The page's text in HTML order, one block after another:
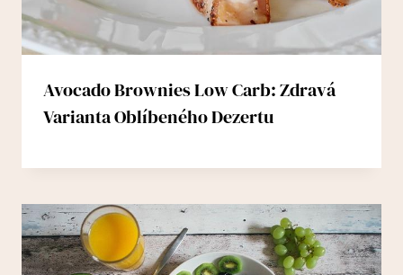
Avocado Brownies Low Carb: Zdravá
Varianta Oblíbeného Dezertu